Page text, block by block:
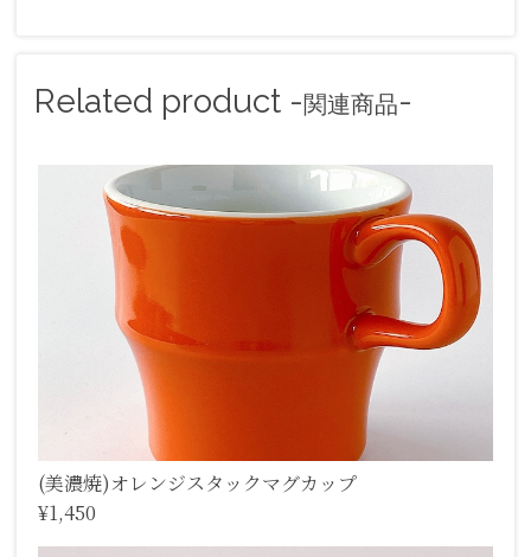
Related product -関連商品-
(美濃焼)オレンジスタックマグカップ
¥1,450